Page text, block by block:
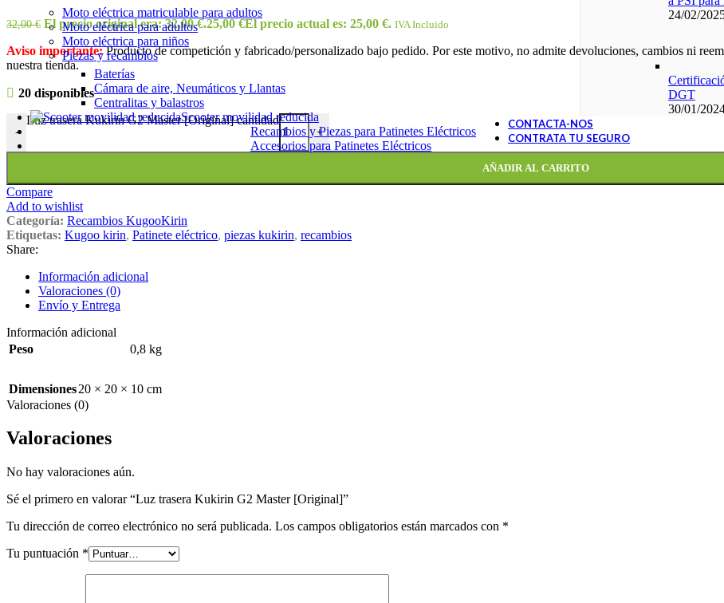
Moto eléctrica matriculable para adultos
Moto eléctrica para adultos
Moto eléctrica para niños
Piezas y recambios
Baterías
Cámara de aire, Neumáticos y Llantas
Centralitas y balastros
Scooter movilidad reducida
Recambios y Piezas para Patinetes Eléctricos
Accesorios para Patinetes Eléctricos
24/02/
DGT
30/01/
CONTACTA-NOS
CONTRATA TU SEGURO
32,00€ El precio original era: 32,00 €.25,00 €El precio actual es: 25,00 €. IVA Incluido
Aviso importante:Producto de competición y fabricado/personalizado bajo pedido. Por este motivo, no admite devoluciones, cambios ni
nuestra tienda.
20 disponibles
-
Luz trasera Kukirin G2 Master [Original] cantidad
+
AÑADIR AL CARRITO
Compare
Add to wishlist
Categoría: Recambios KugooKirin
Etiquetas: Kugoo kirin, Patinete eléctrico, piezas kukirin, recambios
Share:
Información adicional
Valoraciones (0)
Envío y Entrega
Información adicional
Peso
0,8 kg
Dimensiones20 × 20 × 10 cm
Valoraciones (0)
Valoraciones
No hay valoraciones aún.
Sé el primero en valorar “Luz trasera Kukirin G2 Master [Original]”
Tu dirección de correo electrónico no será publicada. Los campos obligatorios están marcados con *
Tu puntuación *